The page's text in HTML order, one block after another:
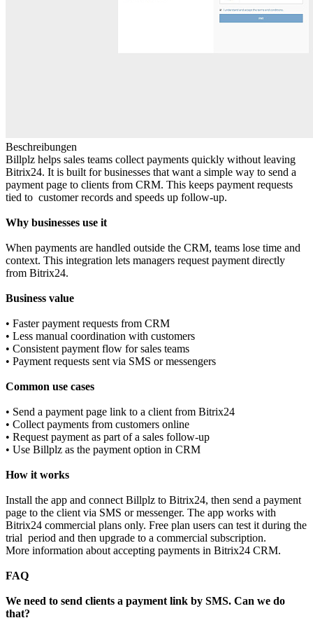
Beschreibungen
Billplz helps sales teams collect payments quickly without leaving
Bitrix24. It is built for businesses that want a simple way to send a
payment page to clients from CRM. This keeps payment requests
tied to customer records and speeds up follow‑up.
Why businesses use it
When payments are handled outside the CRM, teams lose time and
context. This integration lets managers request payment directly
from Bitrix24.
Business value
• Faster payment requests from CRM
• Less manual coordination with customers
• Consistent payment flow for sales teams
• Payment requests sent via SMS or messengers
Common use cases
• Send a payment page link to a client from Bitrix24
• Collect payments from customers online
• Request payment as part of a sales follow‑up
• Use Billplz as the payment option in CRM
How it works
Install the app and connect Billplz to Bitrix24, then send a payment
page to the client via SMS or messenger. The app works with
Bitrix24 commercial plans only. Free plan users can test it during the
trial period and then upgrade to a commercial subscription.
More information about accepting payments in Bitrix24 CRM.
FAQ
We need to send clients a payment link by SMS. Can we do
that?